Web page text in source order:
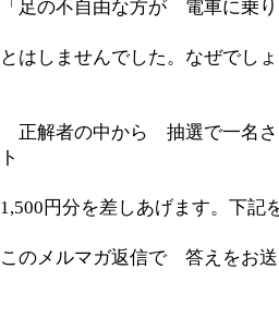
「足の不自由な方が 電車に乗
とはしませんでした。なぜでし
正解者の中から 抽選で一名さ
ト
1,500円分を差しあげます。下記
このメルマガ返信で 答えをお